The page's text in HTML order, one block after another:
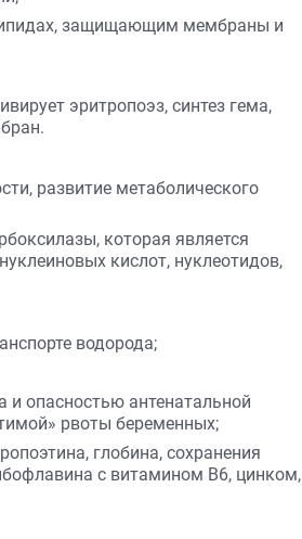
защищающим мембраны и
эритропоэз, синтез гема,
развитие метаболического
которая является
кислот, нуклеотидов,
водорода;
опасностью антенатальной
рвоты беременных;
глобина, сохранения
с витамином В6, цинком,